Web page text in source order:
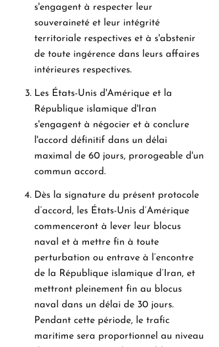
s'engagent à respecter leur
souveraineté et leur intégrité
territoriale respectives et à s'abstenir
de toute ingérence dans leurs affaires
intérieures respectives.
Les États-Unis d'Amérique et la
République islamique d'Iran
s'engagent à négocier et à conclure
l'accord définitif dans un délai
maximal de 60 jours, prorogeable d'un
commun accord.
Dès la signature du présent protocole
d’accord, les États-Unis d’Amérique
commenceront à lever leur blocus
naval et à mettre fin à toute
perturbation ou entrave à l’encontre
de la République islamique d’Iran, et
mettront pleinement fin au blocus
naval dans un délai de 30 jours.
Pendant cette période, le trafic
maritime sera proportionnel au niveau